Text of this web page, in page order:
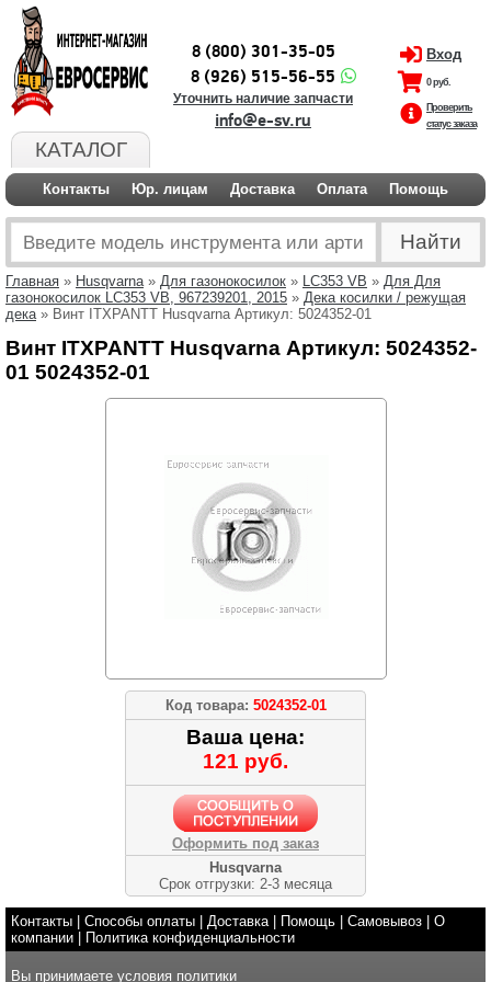
КАТАЛОГ
8 (800) 301-35-05
8 (926) 515-56-55
Уточнить наличие запчасти
info@e-sv.ru
Вход
0 руб.
Проверить
статус заказа
Контакты Юр. лицам Доставка Оплата Помощь
Главная » Husqvarna» Для газонокосилок » LC353 VB » Для Для
газонокосилок LC353 VB, 967239201, 2015 » Дека косилки / режущая
дека» Винт ITXPANTT Husqvarna Артикул: 5024352-01
Винт ITXPANTT Husqvarna Артикул: 5024352-
01 5024352-01
Код товара: 5024352-01
Ваша цена:
121 руб.
Оформить под заказ
Husqvarna
Срок отгрузки: 2-3 месяца
Контакты Способы оплаты Доставка| Помощь Самовывоз
О
компании
Политика конфиденциальности
Вы принимаете условия политики